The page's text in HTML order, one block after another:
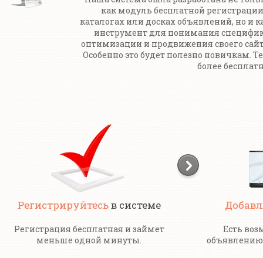
как модуль бесплатной
каталогах или досках объявлений, но и
инструмент для понимания
оптимизации и продвижения своего
Особенно это будет полезно новичкам.
более
Регистрируйтесьв системе
Регистрация бесплатная и займет
меньше одной минуты.
Есть